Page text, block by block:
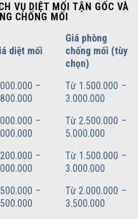
VỤ DIỆT MỐI TẬN GỐC VÀ
CHỐNG MỐI
diệt mối
Giá phòng
chống mối (tùy
chọn)
–
Từ 1.500.000 –
3.000.000
–
Từ 2.500.000 –
5.000.000
–
Từ 1.500.000 –
3.000.000
–
Từ 2.000.000 –
3.500.000